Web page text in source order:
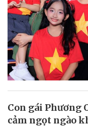
Con gái Phương
cảm ngọt ngào